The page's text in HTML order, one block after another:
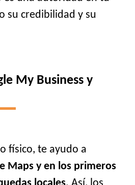
su credibilidad y su
My Business y
físico, te ayudo a
Maps y en los primeros